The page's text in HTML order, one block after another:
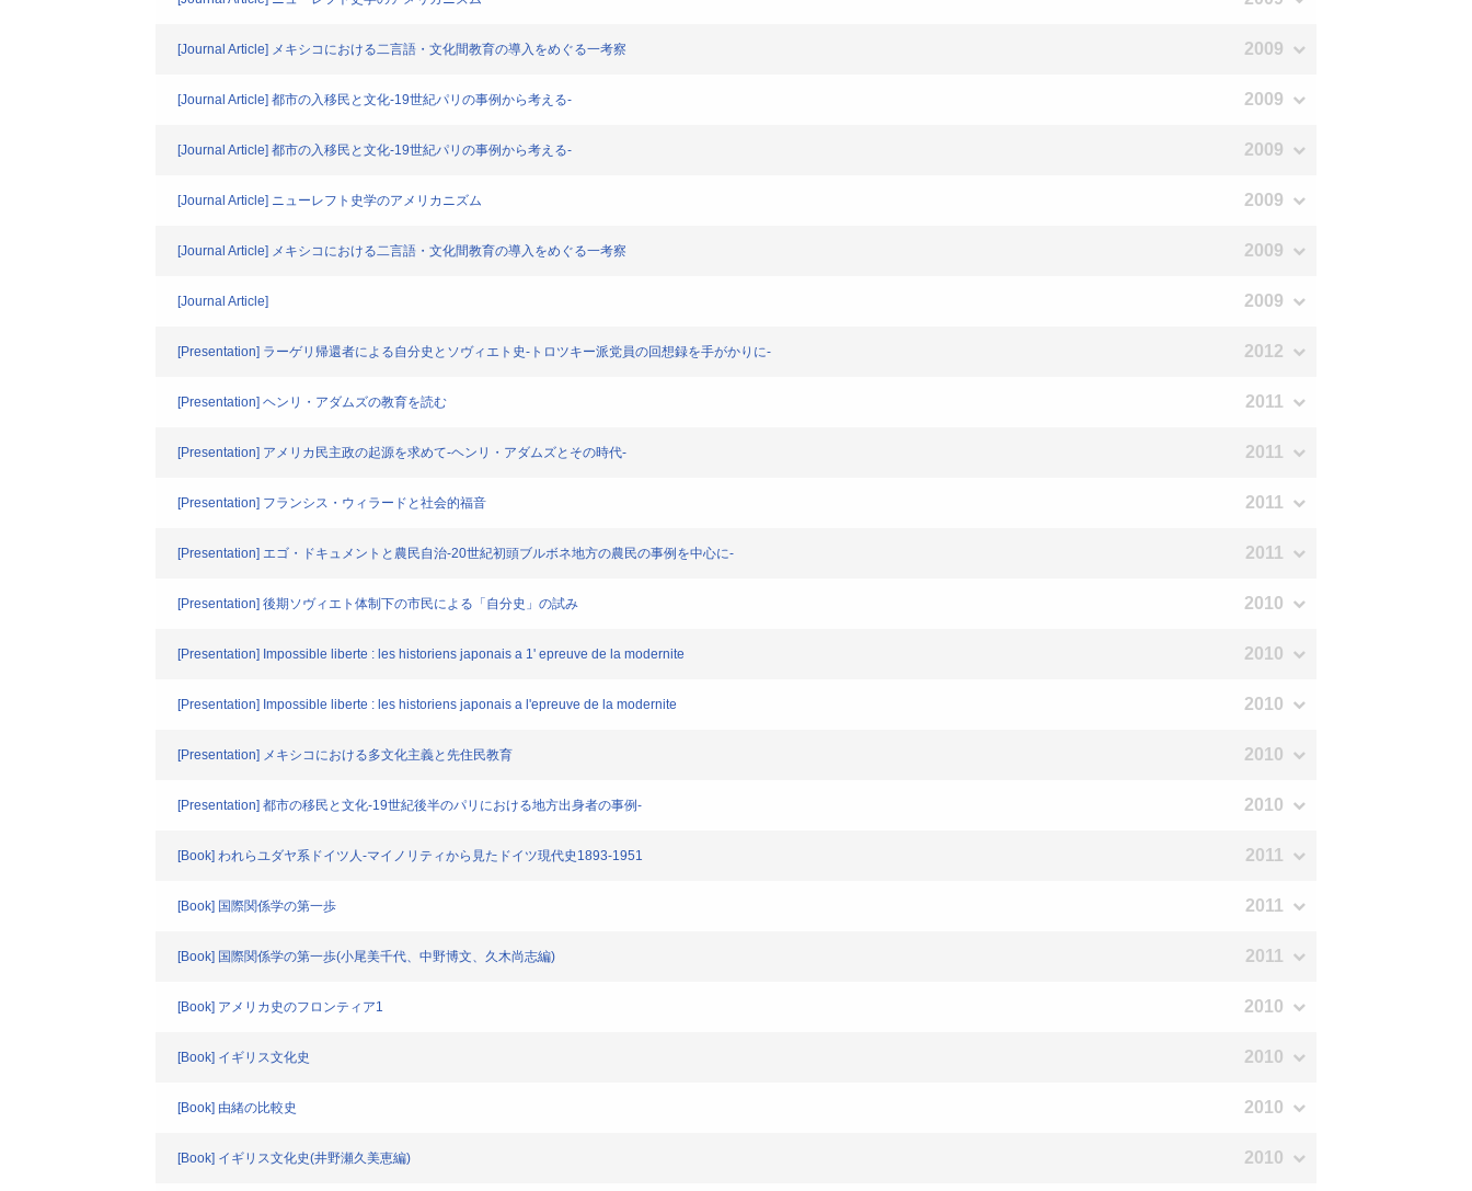
[Journal Article] メキシコにおける二言語・文化間教育の導入をめぐる一考察 2009
[Journal Article] 都市の入移民と文化-19世紀パリの事例から考える- 2009
[Journal Article] 都市の入移民と文化-19世紀パリの事例から考える- 2009
[Journal Article] ニューレフト史学のアメリカニズム 2009
[Journal Article] メキシコにおける二言語・文化間教育の導入をめぐる一考察 2009
[Journal Article] 2009
[Presentation] ラーゲリ帰還者による自分史とソヴィエト史-トロツキー派党員の回想録を手がかりに- 2012
[Presentation] ヘンリ・アダムズの教育を読む 2011
[Presentation] アメリカ民主政の起源を求めて-ヘンリ・アダムズとその時代- 2011
[Presentation] フランシス・ウィラードと社会的福音 2011
[Presentation] エゴ・ドキュメントと農民自治-20世紀初頭ブルボネ地方の農民の事例を中心に- 2011
[Presentation] 後期ソヴィエト体制下の市民による「自分史」の試み 2010
[Presentation] Impossible liberte : les historiens japonais a 1' epreuve de la modernite 2010
[Presentation] Impossible liberte : les historiens japonais a l'epreuve de la modernite 2010
[Presentation] メキシコにおける多文化主義と先住民教育 2010
[Presentation] 都市の移民と文化-19世紀後半のパリにおける地方出身者の事例- 2010
[Book] われらユダヤ系ドイツ人-マイノリティから見たドイツ現代史1893-1951 2011
[Book] 国際関係学の第一歩 2011
[Book] 国際関係学の第一歩(小尾美千代、中野博文、久木尚志編) 2011
[Book] アメリカ史のフロンティア1 2010
[Book] イギリス文化史 2010
[Book] 由緒の比較史 2010
[Book] イギリス文化史(井野瀬久美恵編) 2010